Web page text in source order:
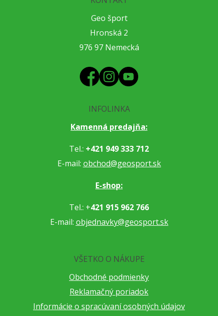
Geo šport
Hronská 2
976 97 Nemecká
INFOLINKA
Kamenná predajňa:
Tel.: +421 949 333 712
E-mail: obchod@geosport.sk
E-shop:
Tel.: +421 915 962 766
E-mail: objednavky@geosport.sk
VŠETKO O NÁKUPE
Obchodné podmienky
Reklamačný poriadok
Informácie o spracúvaní osobných údajov